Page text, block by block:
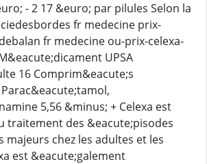
- 2 17 &euro; par pilules Selon la
fr medecine prix-
fr medecine ou-prix-celexa-
UPSA
16 Comprim&eacute;s
5,56 &minus; + Celexa est
traitement des &eacute;pisodes
majeurs chez les adultes et les
est &eacute;galement